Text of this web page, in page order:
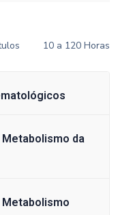
10 a 120 Horas
da
Metabolismo